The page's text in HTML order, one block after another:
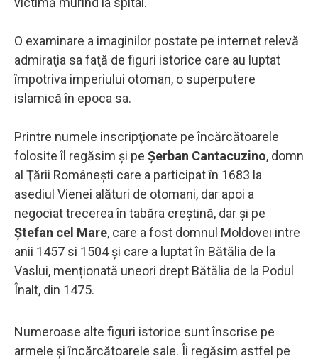
O examinare a imaginilor postate pe internet relevă
admiraţia sa faţă de figuri istorice care au luptat
împotriva imperiului otoman, o superputere
islamică în epoca sa.
Printre numele inscripţionate pe încărcătoarele
folosite îl regăsim şi pe Şerban Cantacuzino, domn
al Ţării Româneşti care a participat în 1683 la
asediul Vienei alături de otomani, dar apoi a
negociat trecerea în tabăra creştină, dar și pe
Ștefan cel Mare, care a fost domnul Moldovei intre
anii 1457 si 1504 și care a luptat în Bătălia de la
Vaslui, menționată uneori drept Bătălia de la Podul
Înalt, din 1475.
Numeroase alte figuri istorice sunt înscrise pe
armele şi încărcătoarele sale. Îi regăsim astfel pe